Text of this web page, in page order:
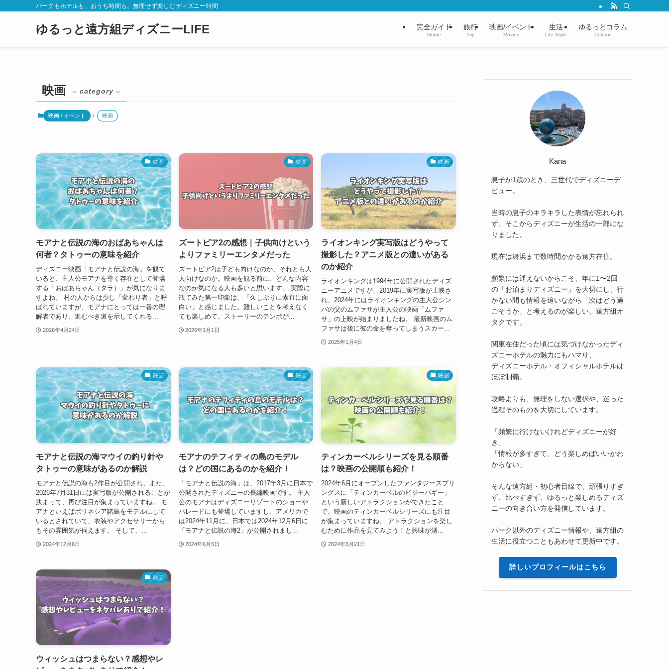
パークもホテルも、おうち時間も。無理せず楽しむディズニー時間
ゆるっと遠方組ディズニーLIFE 完全ガイド
Guide
旅行
Trip
映画/イベント
Movies
生活
Life Style
ゆるっとコラム
Column
映画 – category –
映画 / イベント 映画
映画
モアナと伝説の海のおばあちゃんは
何者？タトゥーの意味を紹介
ディズニー映画「モアナと伝説の海」を観て
いると、主人公モアナを導く存在として登場
する「おばあちゃん（タラ）」が気になりま
すよね。 村の人からは少し「変わり者」と呼
ばれていますが、モアナにとっては一番の理
解者であり、進むべき道を示してくれる...
2026年4月24日
映画
ズートピア2の感想｜子供向けという
よりファミリーエンタメだった
ズートピア2は子ども向けなのか、それとも大
人向けなのか。映画を観る前に、どんな内容
なのか気になる人も多いと思います。 実際に
観てみた第一印象は、「久しぶりに素直に面
白い」と感じました。難しいことを考えなく
ても楽しめて、ストーリーのテンポが...
2026年1月1日
映画
ライオンキング実写版はどうやって
撮影した？アニメ版との違いがある
のか紹介
ライオンキングは1994年に公開されたディズ
ニーアニメですが、2019年に実写版が上映さ
れ、2024年にはライオンキングの主人公シン
バの父のムファサが主人公の映画「ムファ
サ」の上映が始まりましたね。 最新映画のム
ファサは後に彼の命を奪ってしまうスカー...
2025年1月4日
映画
モアナと伝説の海マウイの釣り針や
タトゥーの意味があるのか解説
モアナと伝説の海も2作目が公開され、また、
2026年7月31日には実写版が公開されることが
決まって、再び注目が集まっていますね。 モ
アナといえばポリネシア諸島をモデルにして
いるとされていて、衣装やアクセサリーから
もその雰囲気が伺えます。 そして、...
2024年12月6日
映画
モアナのテフィティの島のモデル
は？どの国にあるのかを紹介！
「モアナと伝説の海」は、2017年3月に日本で
公開されたディズニーの長編映画です。 主人
公のモアナはディズニーリゾートのショーや
パレードにも登場していますし、アメリカで
は2024年11月に、日本では2024年12月6日に
「モアナと伝説の海2」が公開されまし...
2024年6月5日
映画
ティンカーベルシリーズを見る順番
は？映画の公開順も紹介！
2024年6月にオープンしたファンタジースプリ
ングスに「ティンカーベルのビジーバギー」
という新しいアトラクションができたこと
で、映画のティンカーベルシリーズにも注目
が集まっていますね。 アトラクションを楽し
むために作品を見てみよう！と興味が湧...
2024年5月21日
映画
ウィッシュはつまらない？感想やレ
Kana
息子が1歳のとき、三世代でディズニーデ
ビュー。
当時の息子のキラキラした表情が忘れられ
ず、そこからディズニーが生活の一部にな
りました。
現在は舞浜まで数時間かかる遠方在住。
頻繁には通えないからこそ、年に1〜2回
の「お泊まりディズニー」を大切にし、行
かない間も情報を追いながら「次はどう過
ごそうか」と考えるのが楽しい、遠方組オ
タクです。
関東在住だった頃には気づけなかったディ
ズニーホテルの魅力にもハマり、
ディズニーホテル・オフィシャルホテルは
ほぼ制覇。
攻略よりも、無理をしない選択や、迷った
過程そのものを大切にしています。
「頻繁に行けないけれどディズニーが好
き」
「情報が多すぎて、どう楽しめばいいかわ
からない」
そんな遠方組・初心者目線で、頑張りすぎ
ず、比べすぎず、ゆるっと楽しめるディズ
ニーの向き合い方を発信しています。
パーク以外のディズニー情報や、遠方組の
生活に役立つこともあわせて更新中です。
詳しいプロフィールはこちら